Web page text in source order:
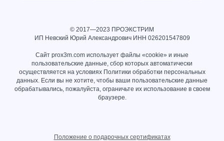
© 2017—2023 ПРОЭКСТРИМ
ИП Невский Юрий Александрович ИНН 026201547809
Сайт prox3m.com использует файлы «cookie» и иные
пользовательские данные, сбор которых автоматически
осуществляется на условиях Политики обработки персональных
данных. Если вы не хотите, чтобы ваши пользовательские данные
обрабатывались, пожалуйста, ограничьте их использование в своем
браузере.
Положение о подарочных сертификатах